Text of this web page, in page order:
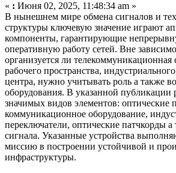
« : Июня 02, 2025, 11:48:34 am »
В нынешнем мире обмена сигналов и
структуры ключевую значение играют
компоненты, гарантирующие
оперативную работу сетей. Вне
организуется ли телекоммуникационная
рабочего пространства,
центра, нужно учитывать роль а также
оборудования. В указанной публикации
значимых видов элементов: оптические
коммуникационное оборудование,
переключатели, оптические патчкорды а
сигнала. Указанные устройства
миссию в построении устойчивой и
инфраструктуры.